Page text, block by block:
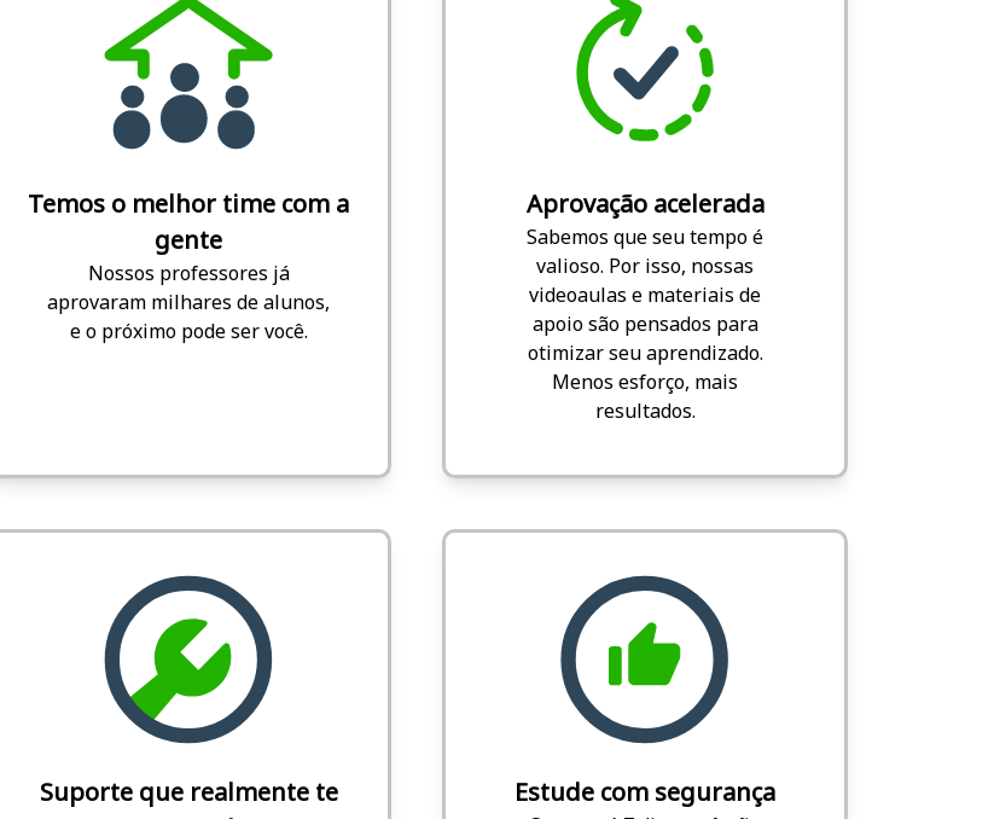
Temos o melhor time com a
gente
Nossos professores já
aprovaram milhares de alunos,
e o próximo pode ser você.
Aprovação acelerada
Sabemos que seu tempo é
valioso. Por isso, nossas
videoaulas e materiais de
apoio são pensados para
otimizar seu aprendizado.
Menos esforço, mais
resultados.
Suporte que realmente te
Estude com segurança